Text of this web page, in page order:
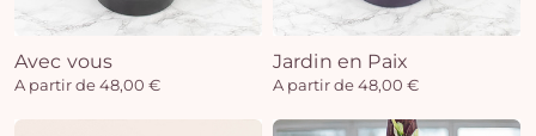
Avec vous
A partir de 48,00 €
Jardin en Paix
A partir de 48,00 €